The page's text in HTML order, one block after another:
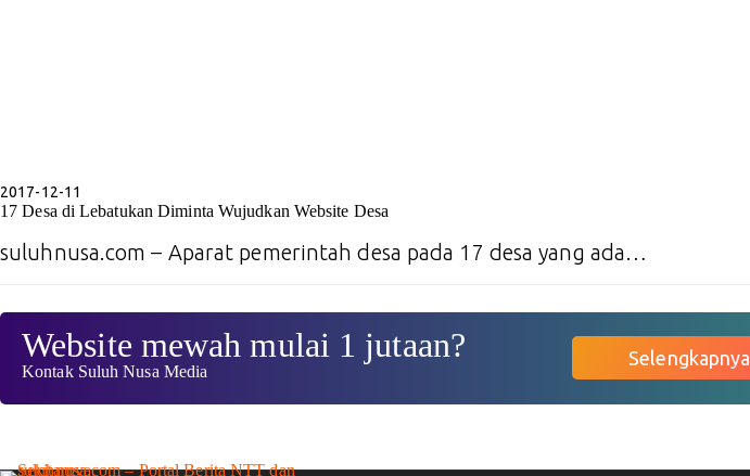
2017-12-11
17 Desa di Lebatukan Diminta Wujudkan Website Desa
suluhnusa.com – Aparat pemerintah desa pada 17 desa yang ada…
Website mewah mulai 1 jutaan?
Kontak Suluh Nusa Media
Selengkapnya